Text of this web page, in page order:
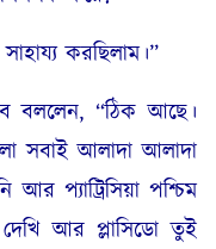
করছিলাম।”
বললেন, “ঠিক আছে।
সবাই আলাদা আলাদা
প্যাট্রিসিয়া পশ্চিম
আর প্লাসিডো তুই